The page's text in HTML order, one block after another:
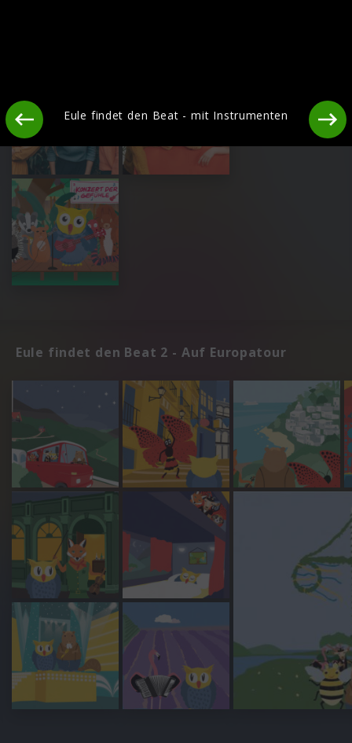
Eule findet den Beat 2 - Auf Europatour
Eule findet den Beat - mit Instrumenten